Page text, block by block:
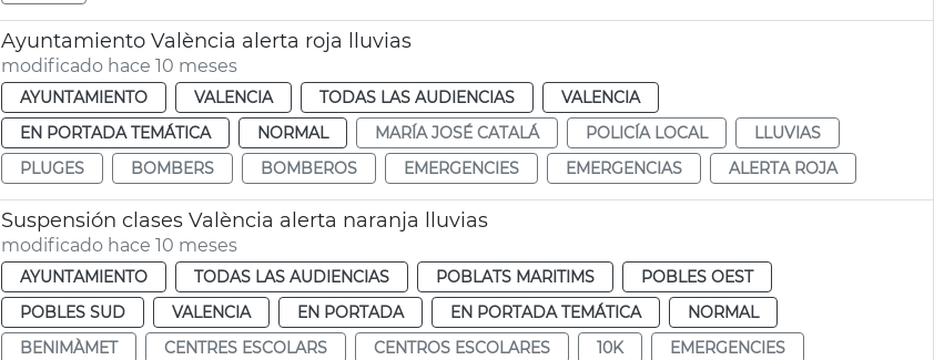
Ayuntamiento València alerta roja lluvias
modificado hace 10 meses
AYUNTAMIENTO VALENCIA TODAS LAS AUDIENCIAS
VALENCIA
EN PORTADA TEMÁTICA
NORMAL MARÍA JOSÉ CATALÁ POLICÍA LOCAL
LLUVIAS
PLUGES
BOMBERS BOMBEROS EMERGENCIES EMERGENCIAS ALERTA ROJA
Suspensión clases València alerta naranja lluvias
modificado hace 10 meses
AYUNTAMIENTO TODAS LAS AUDIENCIAS POBLATS MARITIMS
POBLES OEST
POBLES SUD
VALENCIA EN PORTADA EN PORTADA TEMÁTICA
NORMAL
BENIMÀMET
CENTRES ESCOLARS CENTROS ESCOLARES 10K EMERGENCIES